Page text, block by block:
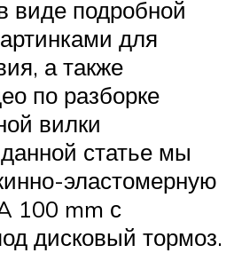
виде подробной
для
а также
по разборке
вилки
статье мы
эластомерную
100 mm с
дисковый тормоз.